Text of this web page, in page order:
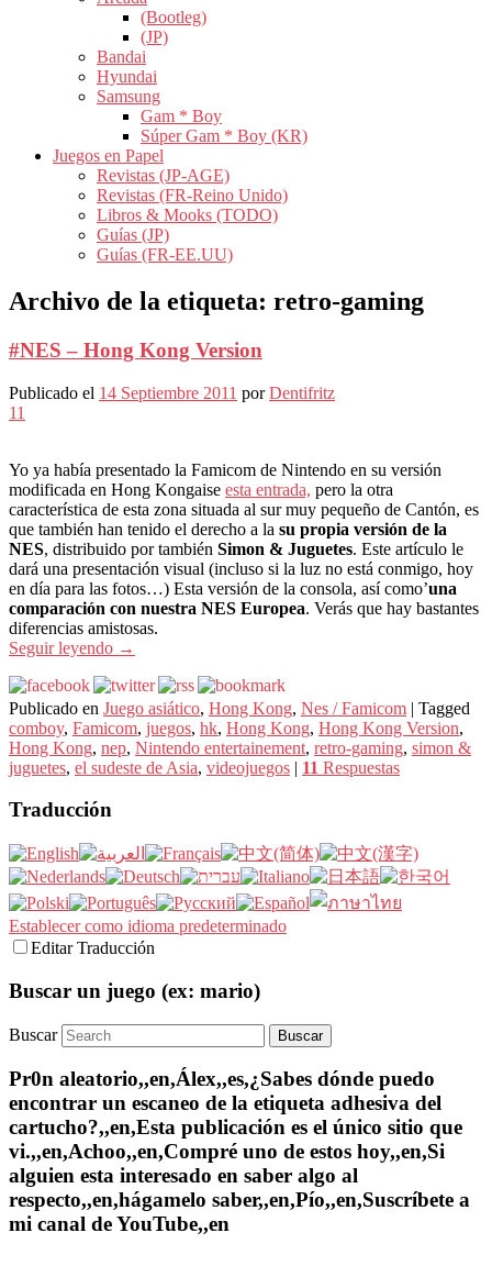
(Bootleg)
(JP)
Bandai
Hyundai
Samsung
Gam * Boy
Súper Gam * Boy (KR)
Juegos en Papel
Revistas (JP-AGE)
Revistas (FR-Reino Unido)
Libros & Mooks (TODO)
Guías (JP)
Guías (FR-EE.UU)
Archivo de la etiqueta: retro-gaming
#NES – Hong Kong Version
Publicado el 14 Septiembre 2011 porDentifritz
11
Yo ya había presentado la Famicom de Nintendo en su versión
modificada en Hong Kongaise esta entrada, pero la otra
característica de esta zona situada al sur muy pequeño de Cantón, es
que también han tenido el derecho a la su propia versión de la
NES, distribuido por también Simon & Juguetes. Este artículo le
dará una presentación visual (incluso si la luz no está conmigo, hoy
en día para las fotos…) Esta versión de la consola, así como’una
comparación con nuestra NES Europea. Verás que hay bastantes
diferencias amistosas.
Seguir leyendo →
Publicado en Juego asiático, Hong Kong, Nes / Famicom | Tagged
comboy, Famicom, juegos, hk, Hong Kong, Hong Kong Version,
Hong Kong, nep, Nintendo entertainement, retro-gaming, simon &
juguetes, el sudeste de Asia, videojuegos | 11 Respuestas
Traducción
Establecer como idioma predeterminado
Editar Traducción
Buscar un juego (ex: mario)
Buscar
Pr0n aleatorio,,en,Álex,,es,¿Sabes dónde puedo
encontrar un escaneo de la etiqueta adhesiva del
cartucho?,,en,Esta publicación es el único sitio que
vi.,,en,Achoo,,en,Compré uno de estos hoy,,en,Si
alguien esta interesado en saber algo al
respecto,,en,hágamelo saber,,en,Pío,,en,Suscríbete a
mi canal de YouTube,,en